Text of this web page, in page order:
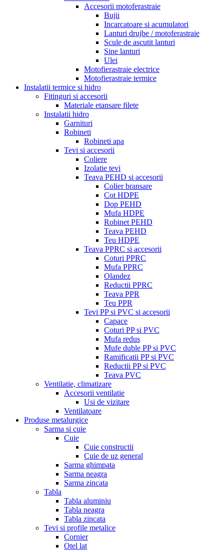
Accesorii motoferastraie
Bujii
Incarcatoare si acumulatori
Lanturi drujbe / motoferastraie
Scule de ascutit lanturi
Sine lanturi
Ulei
Motofierastraie electrice
Motofierastraie termice
Instalatii termice si hidro
Fitinguri si accesorii
Materiale etansare filete
Instalatii hidro
Garnituri
Robineti
Robineti apa
Tevi si accesorii
Coliere
Izolatie tevi
Teava PEHD si accesorii
Colier bransare
Cot HDPE
Dop PEHD
Mufa HDPE
Robinet PEHD
Teava PEHD
Teu HDPE
Teava PPRC si accesorii
Coturi PPRC
Mufa PPRC
Olandez
Reductii PPRC
Teava PPR
Teu PPR
Tevi PP si PVC si accesorii
Capace
Coturi PP si PVC
Mufa redus
Mufe duble PP si PVC
Ramificatii PP si PVC
Reductii PP si PVC
Teava PVC
Ventilatie, climatizare
Accesorii ventilatie
Usi de vizitare
Ventilatoare
Produse metalurgice
Sarma si cuie
Cuie
Cuie constructii
Cuie de uz general
Sarma ghimpata
Sarma neagra
Sarma zincata
Tabla
Tabla aluminiu
Tabla neagra
Tabla zincata
Tevi si profile metalice
Cornier
Otel lat